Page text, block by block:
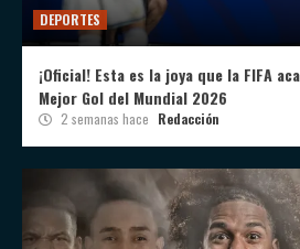
DEPORTES
¡Oficial! Esta es la joya que la FIFA
Mejor Gol del Mundial 2026
2 semanas hace Redacción